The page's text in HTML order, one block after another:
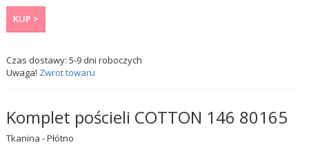
KUP >
Czas dostawy:5-9 dni roboczych
Uwaga! Zwrot towaru
Komplet pościeli COTTON 146 80165
Tkanina - Płótno